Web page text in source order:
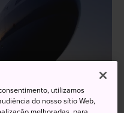
utilizamos
do nosso sítio Web,